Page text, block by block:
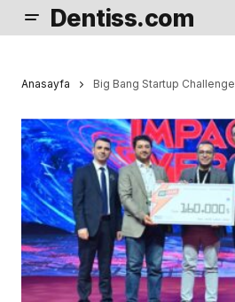
Dentiss.com
Anasayfa Big Bang Startup Challenge